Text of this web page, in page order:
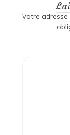
Votre adresse